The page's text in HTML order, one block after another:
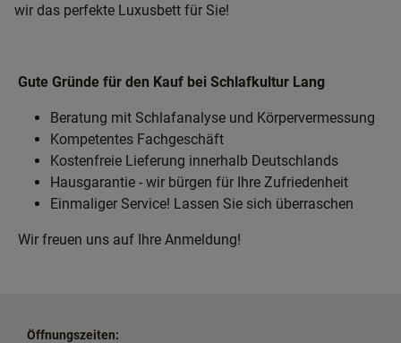
wir das perfekte Luxusbett für Sie!
Gute Gründe für den Kauf bei Schlafkultur Lang
Beratung mit Schlafanalyse und Körpervermessung
Kompetentes Fachgeschäft
Kostenfreie Lieferung innerhalb Deutschlands
Hausgarantie - wir bürgen für Ihre Zufriedenheit
Einmaliger Service! Lassen Sie sich überraschen
Wir freuen uns auf Ihre Anmeldung!
Öffnungszeiten: